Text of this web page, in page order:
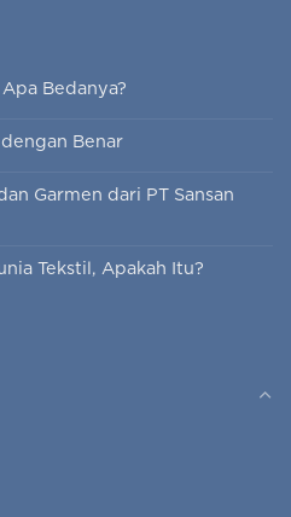
Bedanya?
Benar
Garmen dari PT Sansan
Tekstil, Apakah Itu?